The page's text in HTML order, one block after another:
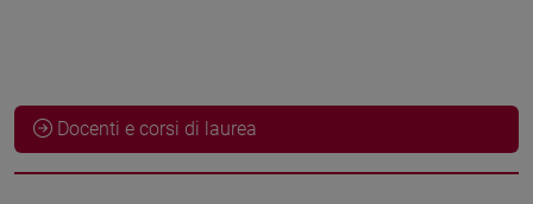
Docenti e corsi di laurea